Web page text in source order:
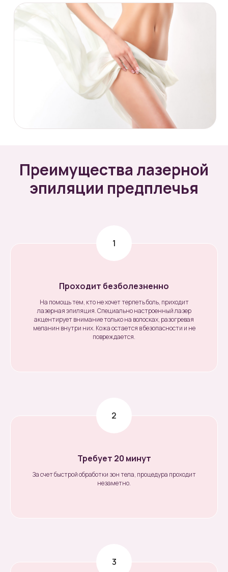
Преимущества лазерной
эпиляции предплечья
Проходит безболезненно
На помощь тем, кто не хочет терпеть боль, приходит
лазерная эпиляция. Специально настроенный лазер
акцентирует внимание только на волосках, разогревая
меланин внутри них. Кожа остается в безопасности и не
повреждается.
Требует 20 минут
За счет быстрой обработки зон тела, процедура проходит
незаметно.